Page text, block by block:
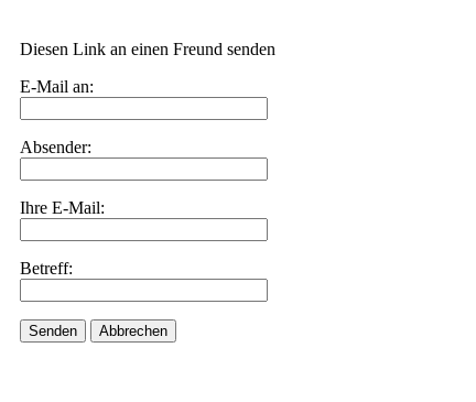
Diesen Link an einen Freund senden
E-Mail an:
Absender:
Ihre E-Mail:
Betreff:
Senden Abbrechen